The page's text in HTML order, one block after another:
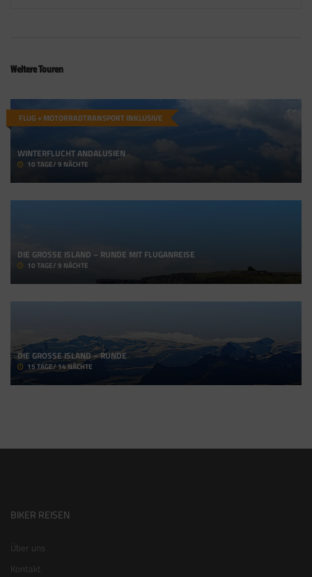
Weitere Touren
FLUG + MOTORRADTRANSPORT INKLUSIVE
WINTERFLUCHT ANDALUSIEN
10 TAGE/ 9 NÄCHTE
DIE GROSSE ISLAND – RUNDE MIT FLUGANREISE
10 TAGE/ 9 NÄCHTE
DIE GROSSE ISLAND – RUNDE
15 TAGE/ 14 NÄCHTE
BIKER REISEN
Über uns
Kontakt